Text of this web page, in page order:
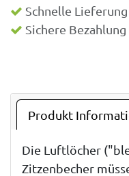
Schnelle
Sichere Bezahlung
Produkt
Die Luftlöcher
Zitzenbecher